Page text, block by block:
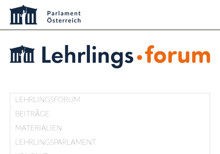
LEHRLINGSFORUM
BEITRÄGE
MATERIALIEN
LEHRLINGSPARLAMENT